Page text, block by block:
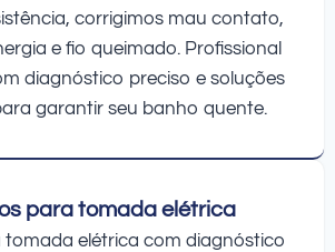
corrigimos mau contato,
e fio queimado. Profissional
diagnóstico preciso e soluções
garantir seu banho quente.
para tomada elétrica
tomada elétrica com diagnóstico